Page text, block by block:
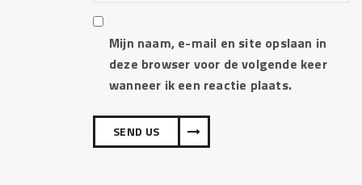
Mijn naam, e-mail en site opslaan in
deze browser voor de volgende keer
wanneer ik een reactie plaats.